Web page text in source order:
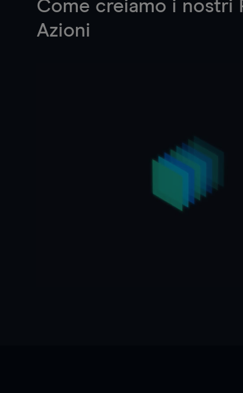
Come creiamo i nostri
Azioni